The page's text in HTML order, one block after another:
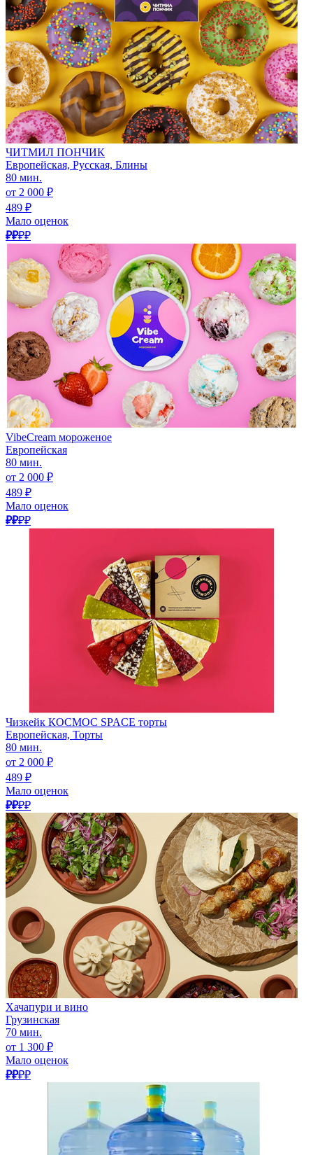
ЧИТМИЛ ПОНЧИК
Европейская, Русская, Блины
80 мин.
от 2 000 ₽
489 ₽
Мало оценок
₽₽₽₽
VibeCream мороженое
Европейская
80 мин.
от 2 000 ₽
489 ₽
Мало оценок
₽₽₽₽
Чизкейк КОСМОС SPACE торты
Европейская, Торты
80 мин.
от 2 000 ₽
489 ₽
Мало оценок
₽₽₽₽
Хачапури и вино
Грузинская
70 мин.
от 1 300 ₽
Мало оценок
₽₽₽₽